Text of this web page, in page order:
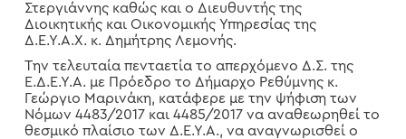
Στεργιάννης καθώς και ο Διευθυντής της
Διοικητικής και Οικονομικής Υπηρεσίας της
Δ.Ε.Υ.Α.Χ. κ. Δημήτρης Λεμονής.
Την τελευταία πενταετία το απερχόμενο Δ.Σ. της
Ε.Δ.Ε.Υ.Α. με Πρόεδρο το Δήμαρχο Ρεθύμνης κ.
Γεώργιο Μαρινάκη, κατάφερε με την ψήφιση των
Νόμων 4483/2017 και 4485/2017 να αναθεωρηθεί το
θεσμικό πλαίσιο των Δ.Ε.Υ.Α., να αναγνωρισθεί ο